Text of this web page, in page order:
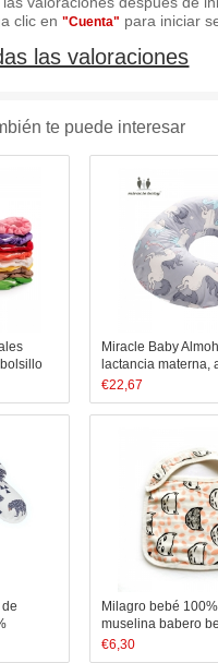
clic en"Cuenta" para iniciar
las valoraciones
te puede interesar
ropa
bebés
Miracle Baby
lactancia materna,
maternidad
Almohada en
€22,67
y
Milagro bebé
muselina babero
babero impresión
blanco babero
€6,30